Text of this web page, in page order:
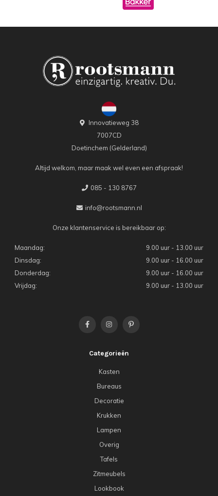
Innovatieweg 38
7007CD
Doetinchem (Gelderland)
Altijd welkom, maar maak wel even een afspraak!
085 - 130 8767
info@rootsmann.nl
Onze klantenservice is bereikbaar op:
Maandag:
9.00 uur - 13.00 uur
Dinsdag:
9.00 uur - 16.00 uur
Donderdag:
9.00 uur - 16.00 uur
Vrijdag:
9.00 uur - 13.00 uur
Categorieën
Kasten
Bureaus
Decoratie
Krukken
Lampen
Overig
Tafels
Zitmeubels
Lookbook